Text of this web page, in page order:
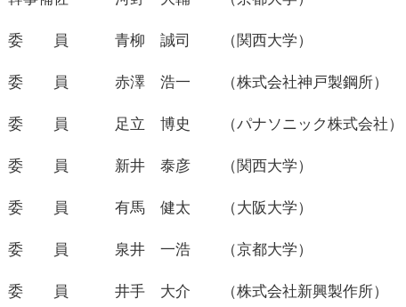
委 員 青柳 誠司 （関西大学）
委 員 赤澤 浩一 （株式会社神戸製鋼所）
委 員 足立 博史 （パナソニック株式会社）
委 員 新井 泰彦 （関西大学）
委 員 有馬 健太 （大阪大学）
委 員 泉井 一浩 （京都大学）
委 員 井手 大介 （株式会社新興製作所）